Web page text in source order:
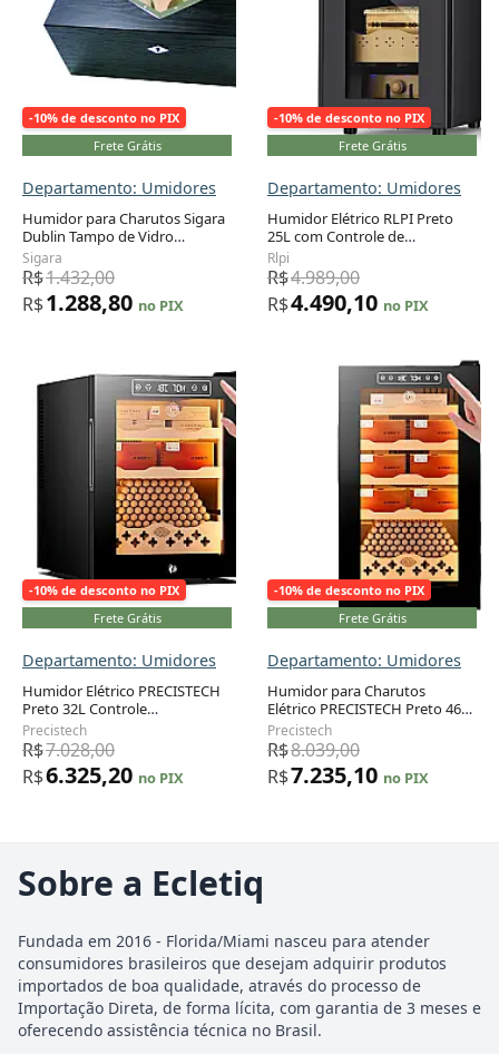
-10% de desconto no PIX
Frete Grátis
Departamento: Umidores
Humidor para Charutos Sigara
Dublin Tampo de Vidro
Capacidade 100 Charutos com
Chave
Sigara
R$1.432,00
R$1.288,80 no PIX
-10% de desconto no PIX
Frete Grátis
Departamento: Umidores
Humidor Elétrico RLPI Preto
25L com Controle de
Temperatura e Umidade 115V
Rlpi
R$4.989,00
R$4.490,10 no PIX
-10% de desconto no PIX
Frete Grátis
Departamento: Umidores
Humidor Elétrico PRECISTECH
Preto 32L Controle
Temperatura Umidade Gavetas
Cedro Espanhol 240V
Adicionar ao carrinho
Precistech
R$7.028,00
R$6.325,20 no PIX
-10% de desconto no PIX
Frete Grátis
Departamento: Umidores
Humidor para Charutos
Elétrico PRECISTECH Preto 46
Litros 200 Charutos
Termoelétrico 110V
Adicionar ao carrinho
Precistech
R$8.039,00
R$7.235,10 no PIX
Sobre a Ecletiq
Fundada em 2016 - Florida/Miami nasceu para atender
consumidores brasileiros que desejam adquirir produtos
importados de boa qualidade, através do processo de
Importação Direta, de forma lícita, com garantia de 3 meses e
oferecendo assistência técnica no Brasil.